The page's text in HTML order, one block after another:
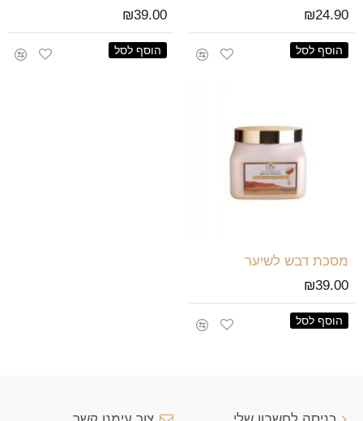
₪24.90
הוסף לסל
₪39.00
הוסף לסל
מסכת דבש לשיער
₪39.00
הוסף לסל